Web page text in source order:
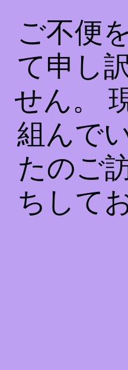
ご不便
て申し
せん。
組んで
たのご
ちして